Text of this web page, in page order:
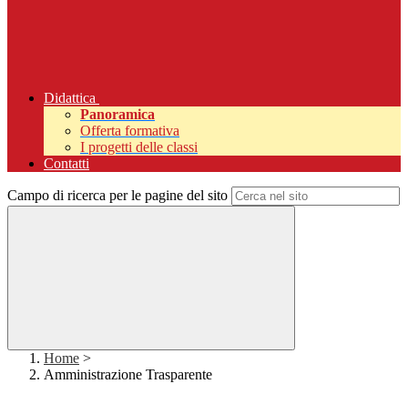
Didattica
Panoramica
Offerta formativa
I progetti delle classi
Contatti
Campo di ricerca per le pagine del sito
Home >
Amministrazione Trasparente